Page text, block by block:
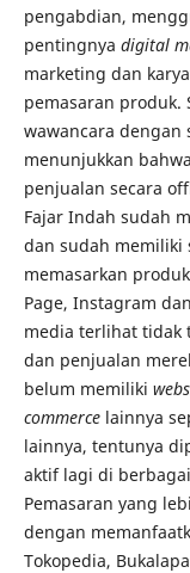
pengabdian,
pentingnya digital
marketing dan
pemasaran produk.
wawancara dengan
menunjukkan
penjualan secara
Fajar Indah sudah
dan sudah memiliki
memasarkan
Page, Instagram
media terlihat tidak
dan penjualan
belum memiliki
commercelainnya
lainnya, tentunya
aktif lagi di
Pemasaran yang
dengan
Tokopedia,